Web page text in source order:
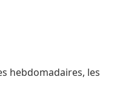
hebdomadaires, les